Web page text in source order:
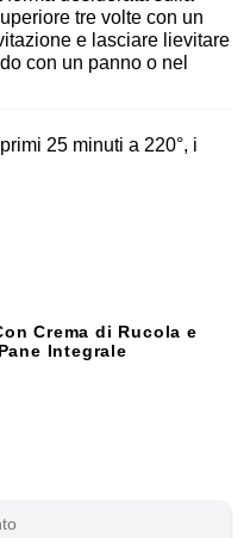
tre volte con un
e lasciare lievitare
con un panno o nel
25 minuti a 220°, i
Crema di Rucola e
Integrale